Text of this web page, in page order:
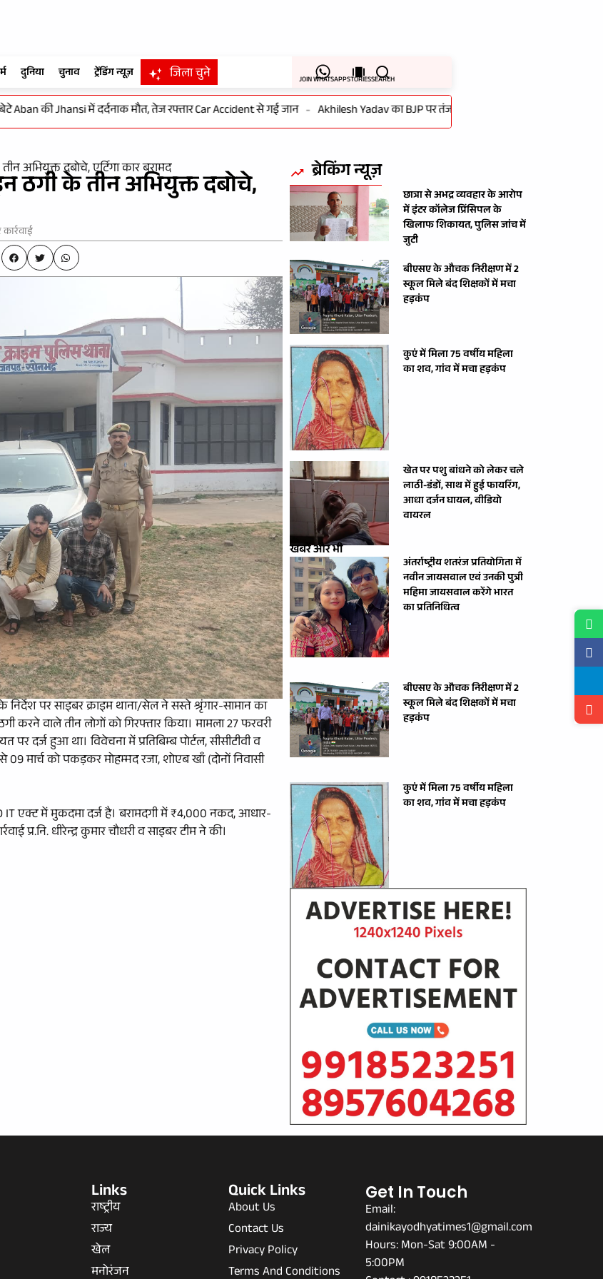
दुनिया चुनाव ट्रेंडिंग न्यूज़ जिला चुने JOIN WHATSAPPSTORIESSEARCH
की Jhansi में दर्दनाक मौत, तेज रफ्तार Car Accident से गई जान - Akhilesh Yadav का BJP पर तंज: इनके विकास प्रोजेक्ट काम आने से पहले
अभियुक्त दबोचे, एर्टिगा कार बरामद
ठगी के तीन अभियुक्त दबोचे,
पर साइबर क्राइम थाना/सेल ने सस्ते श्रृंगार-सामान का
वाले तीन लोगों को गिरफ्तार किया। मामला 27 फरवरी
दर्ज हुआ था। विवेचना में प्रतिबिम्ब पोर्टल, सीसीटीवी व
09 मार्च को पकड़कर मोहम्मद रजा, शोएब खाँ (दोनों निवासी
IT एक्ट में मुकदमा दर्ज है। बरामदगी में ₹4,000 नकद, आधार-
प्र.नि. धीरेन्द्र कुमार चौधरी व साइबर टीम ने की।
ब्रेकिंग न्यूज़
छात्रा से अभद्र व्यवहार के आरोप
में इंटर कॉलेज प्रिंसिपल के
खिलाफ शिकायत, पुलिस जांच में
जुटी
बीएसए के औचक निरीक्षण में 2
स्कूल मिले बंद शिक्षकों में मचा
हड़कंप
कुएं में मिला 75 वर्षीय महिला
का शव, गांव में मचा हड़कंप
खेत पर पशु बांधने को लेकर चले
लाठी-डंडों, साथ में हुई फायरिंग,
आधा दर्जन घायल, वीडियो
वायरल
खबरें और भी
अंतर्राष्ट्रीय शतरंज प्रतियोगिता में
नवीन जायसवाल एवं उनकी पुत्री
महिमा जायसवाल करेंगे भारत
का प्रतिनिधित्व
बीएसए के औचक निरीक्षण में 2
स्कूल मिले बंद शिक्षकों में मचा
हड़कंप
कुएं में मिला 75 वर्षीय महिला
का शव, गांव में मचा हड़कंप
Links
राष्ट्रीय
राज्य
खेल
मनोरंजन
Quick Links
About Us
Contact Us
Privacy Policy
Terms And Conditions
Get In Touch
Email:
dainikayodhyatimes1@gmail.com
Hours: Mon-Sat 9:00AM -
5:00PM